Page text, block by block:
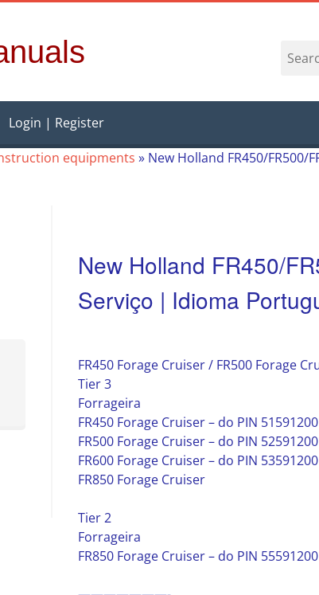
Login | Register
equipments » New Holland FR450/
New Holland FR450/
Serviço | Idioma
FR450 Forage Cruiser / FR500 Forage
Tier 3
Forrageira
FR450 Forage Cruiser – do PIN
FR500 Forage Cruiser – do PIN
FR600 Forage Cruiser – do PIN
FR850 Forage Cruiser
Tier 2
Forrageira
FR850 Forage Cruiser – do PIN